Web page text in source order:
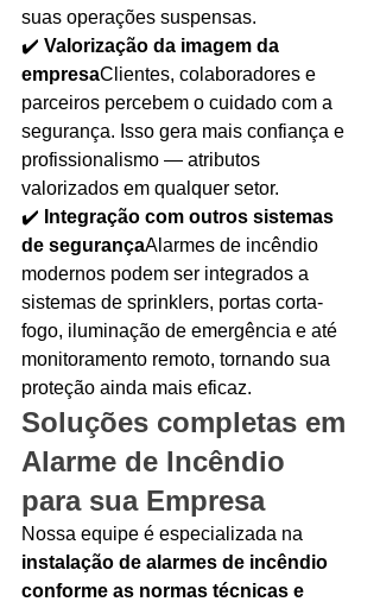
suas operações suspensas.
✔️ Valorização da imagem da
empresaClientes, colaboradores e
parceiros percebem o cuidado com a
segurança. Isso gera mais confiança e
profissionalismo — atributos
valorizados em qualquer setor.
✔️ Integração com outros sistemas
de segurançaAlarmes de incêndio
modernos podem ser integrados a
sistemas de sprinklers, portas corta-
fogo, iluminação de emergência e até
monitoramento remoto, tornando sua
proteção ainda mais eficaz.
Soluções completas em
Alarme de Incêndio
para sua Empresa
Nossa equipe é especializada na
instalação de alarmes de incêndio
conforme as normas técnicas e